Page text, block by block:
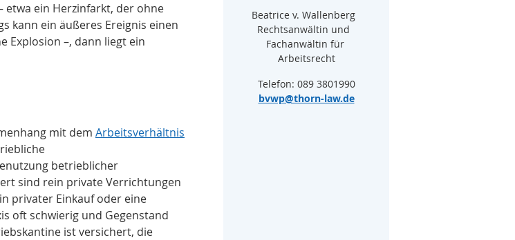
etwa ein Herzinfarkt, der ohne
kann ein äußeres Ereignis einen
Explosion –, dann liegt ein
mit dem Arbeitsverhältnis
betrieblicher
sind rein private Verrichtungen
privater Einkauf oder eine
oft schwierig und Gegenstand
ist versichert, die
Beatrice v. Wallenberg
Rechtsanwältin und
Fachanwältin für
Arbeitsrecht
Telefon: 089 3801990
bvwp@thorn-law.de